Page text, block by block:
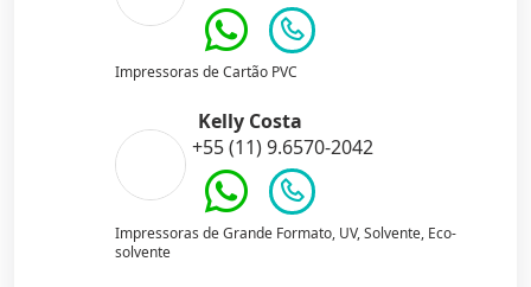
Impressoras de Cartão PVC
Kelly Costa
+55 (11) 9.6570-2042
Impressoras de Grande Formato, UV, Solvente, Eco-
solvente